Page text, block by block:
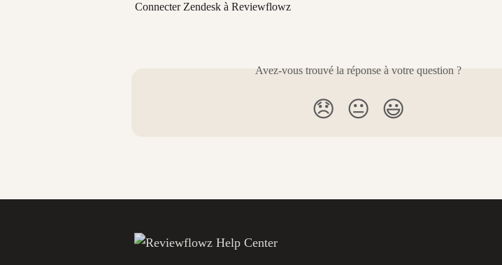
Connecter Zendesk à Reviewflowz
Avez-vous trouvé la réponse à votre question ?
😞 😐 😃